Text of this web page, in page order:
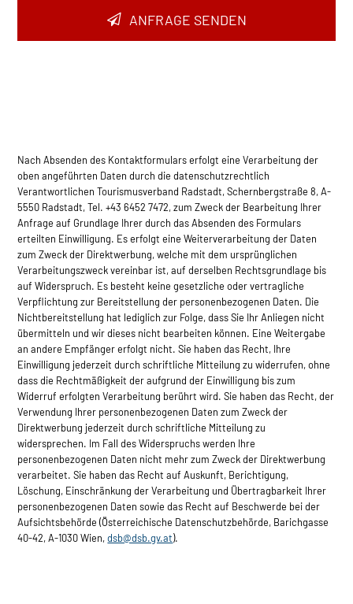
ANFRAGE SENDEN
Nach Absenden des Kontaktformulars erfolgt eine Verarbeitung der
oben angeführten Daten durch die datenschutzrechtlich
Verantwortlichen Tourismusverband Radstadt, Schernbergstraße 8, A-
5550 Radstadt, Tel. +43 6452 7472, zum Zweck der Bearbeitung Ihrer
Anfrage auf Grundlage Ihrer durch das Absenden des Formulars
erteilten Einwilligung. Es erfolgt eine Weiterverarbeitung der Daten
zum Zweck der Direktwerbung, welche mit dem ursprünglichen
Verarbeitungszweck vereinbar ist, auf derselben Rec­htsgrundlage bis
auf Widerspruch. Es besteht keine gesetzliche oder vertragliche
Verpflichtung zur Bereitstellung der personenbezogenen Daten. Die
Nichtbereitstellung hat lediglich zur Folge, dass Sie Ihr Anliegen nicht
übermitteln und wir dieses nicht bearbeiten können. Eine Weitergabe
an andere Empfänger erfolgt nicht. Sie haben das Recht, Ihre
Einwilligung jederzeit durch schriftliche Mitteilung zu widerrufen, ohne
dass die Rechtmäßigkeit der aufgrund der Einwilligung bis zum
Widerruf erfolgten Verarbeitung berührt wird. Sie haben das Recht, der
Verwendung Ihrer personenbezogenen Daten zum Zweck der
Direktwerbung jederzeit durch schriftliche Mitteilung zu
widersprechen. Im Fall des Widerspruchs werden Ihre
personenbezogenen Daten nicht mehr zum Zweck der Direktwerbung
verarbeitet. Sie haben das Recht auf Auskunft, Berichtigung,
Löschung, Einschränkung der Verarbeitung und Übertragbarkeit Ihrer
personenbezogenen Daten sowie das Recht auf Beschwerde bei der
Aufsichtsbehörde (Österreichische Datenschutzbehörde, Barichgasse
40-42, A-1030 Wien,dsb@dsb.gv.at).